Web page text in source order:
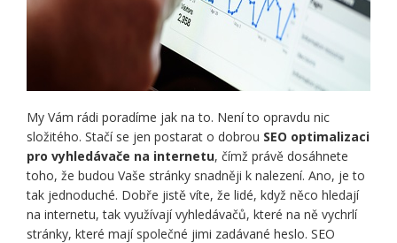
My Vám rádi poradíme jak na to. Není to opravdu nic
složitého. Stačí se jen postarat o dobrou SEO optimalizaci
pro vyhledávače na internetu, čímž právě dosáhnete
toho, že budou Vaše stránky snadněji k nalezení. Ano, je to
tak jednoduché. Dobře jistě víte, že lidé, když něco hledají
na internetu, tak využívají vyhledávačů, které na ně vychrlí
stránky, které mají společné jimi zadávané heslo. SEO